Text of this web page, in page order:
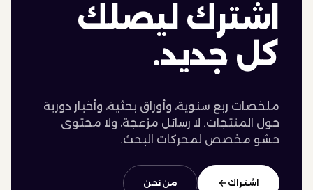
اشترك ليصلك
كل جديد.
ملخصات ربع سنوية، وأوراق بحثية، وأخبار دورية
حول المنتجات. لا رسائل مزعجة، ولا محتوى
حشو مخصص لمحركات البحث.
اشتراك من نحن